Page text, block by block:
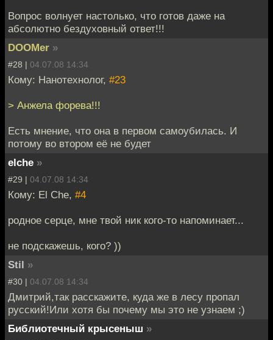
Вопрос волнует настолько, что готов даже на
абсолютно бездуховный ответ!!!
DOOMer »
#28 | 04.07.08 14:34
Кому: Нанотехнолог, #23
> Анжела форева!!!
Есть мнение, что она в первом самоубилась. И
потому во втором её не будет
elche »
#29 | 04.07.08 14:34
Кому: El Che, #4
родное серце, мне твой ник кого-то напоминает...
не подскажешь, кого? ))
Stil »
#30 | 04.07.08 14:34
Дмитрий,так расскажите, куда же в лесу пропал
русский!Или хотя бы почему мы это не узнаем ;)
Библиотечный крысеныш »